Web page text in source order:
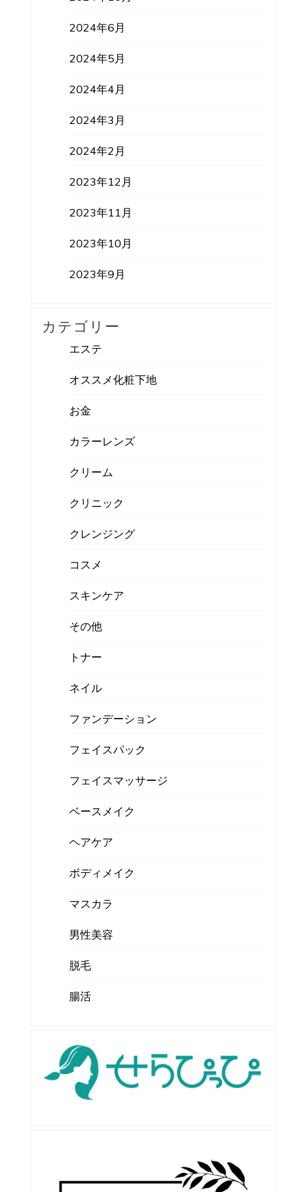
2024年6月
2024年5月
2024年4月
2024年3月
2024年2月
2023年12月
2023年11月
2023年10月
2023年9月
カテゴリー
エステ
オススメ化粧下地
お金
カラーレンズ
クリーム
クリニック
クレンジング
コスメ
スキンケア
その他
トナー
ネイル
ファンデーション
フェイスパック
フェイスマッサージ
ベースメイク
ヘアケア
ボディメイク
マスカラ
男性美容
脱毛
腸活